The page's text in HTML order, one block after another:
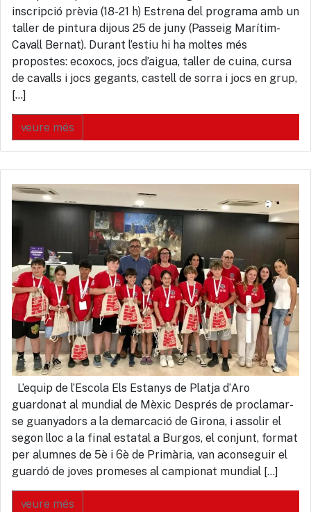
inscripció prèvia (18-21 h) Estrena del programa amb un
taller de pintura dijous 25 de juny (Passeig Marítim-
Cavall Bernat). Durant l’estiu hi ha moltes més
propostes: ecoxocs, jocs d’aigua, taller de cuina, cursa
de cavalls i jocs gegants, castell de sorra i jocs en grup,
[…]
veure més
L’equip de l’Escola Els Estanys de Platja d’Aro
guardonat al mundial de Mèxic Després de proclamar-
se guanyadors a la demarcació de Girona, i assolir el
segon lloc a la final estatal a Burgos, el conjunt, format
per alumnes de 5è i 6è de Primària, van aconseguir el
guardó de joves promeses al campionat mundial […]
veure més